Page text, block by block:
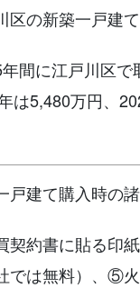
区の新築一戸建
間に江戸川区で
は5,480万円、
戸建て購入時の
約書に貼る印
では無料）、⑤